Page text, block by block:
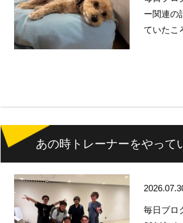
ー関連の
ていたこ
あの時トレーナーをやって
毎日ブ